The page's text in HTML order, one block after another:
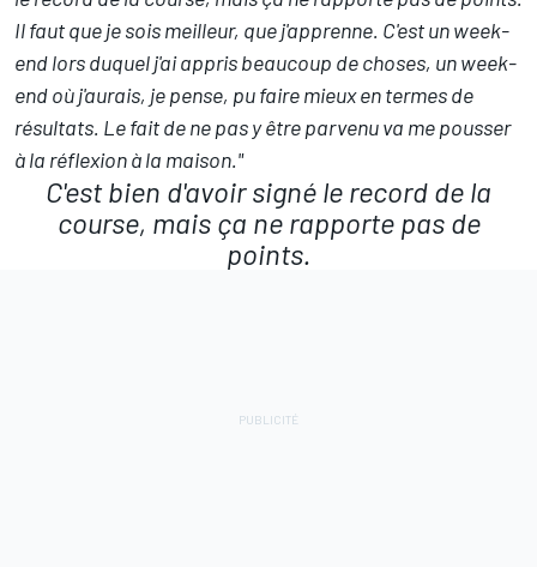
Il faut que je sois meilleur, que j'apprenne. C'est un week-
end lors duquel j'ai appris beaucoup de choses, un week-
end où j'aurais, je pense, pu faire mieux en termes de
résultats. Le fait de ne pas y être parvenu va me pousser
à la réflexion à la maison."
C'est bien d'avoir signé le record de la
course, mais ça ne rapporte pas de
points.